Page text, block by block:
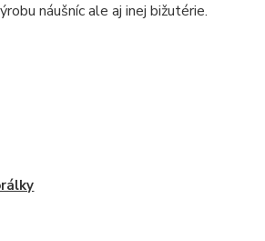
náušníc ale aj inej bižutérie.